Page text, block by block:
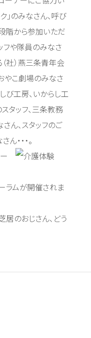
」のみなさん、呼び
階から参加いただ
フや隊員のみなさ
社）燕三条青年会
やこ劇場のみなさ
び工房、いからし工
タッフ、三条教務
ん、スタッフのご
・・・。
ラムが開催されま
居のおじさん、どう